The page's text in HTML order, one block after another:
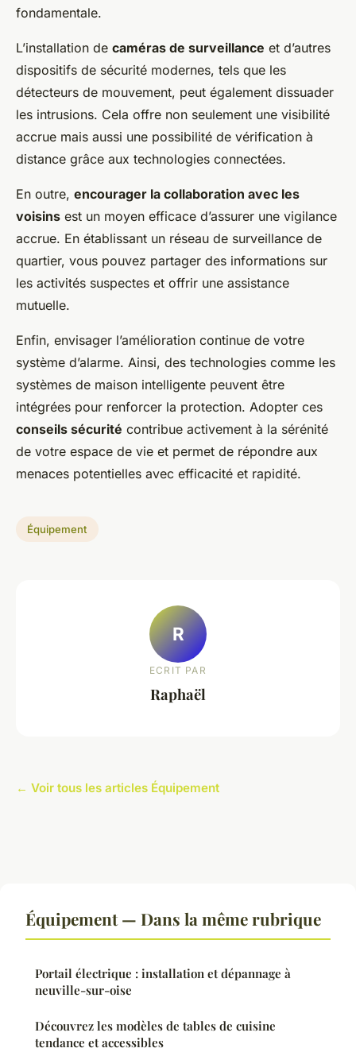
fondamentale.
L’installation de caméras de surveillance et d’autres
dispositifs de sécurité modernes, tels que les
détecteurs de mouvement, peut également dissuader
les intrusions. Cela offre non seulement une visibilité
accrue mais aussi une possibilité de vérification à
distance grâce aux technologies connectées.
En outre, encourager la collaboration avec les
voisins est un moyen efficace d’assurer une vigilance
accrue. En établissant un réseau de surveillance de
quartier, vous pouvez partager des informations sur
les activités suspectes et offrir une assistance
mutuelle.
Enfin, envisager l’amélioration continue de votre
système d’alarme. Ainsi, des technologies comme les
systèmes de maison intelligente peuvent être
intégrées pour renforcer la protection. Adopter ces
conseils sécurité contribue activement à la sérénité
de votre espace de vie et permet de répondre aux
menaces potentielles avec efficacité et rapidité.
Équipement
R
ECRIT PAR
Raphaël
← Voir tous les articles Équipement
Équipement — Dans la même rubrique
Portail électrique : installation et dépannage à
neuville-sur-oise
Découvrez les modèles de tables de cuisine
tendance et accessibles